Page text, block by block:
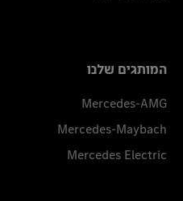
המותגים שלנו
Mercedes-AMG
Mercedes-Maybach
Mercedes Electric